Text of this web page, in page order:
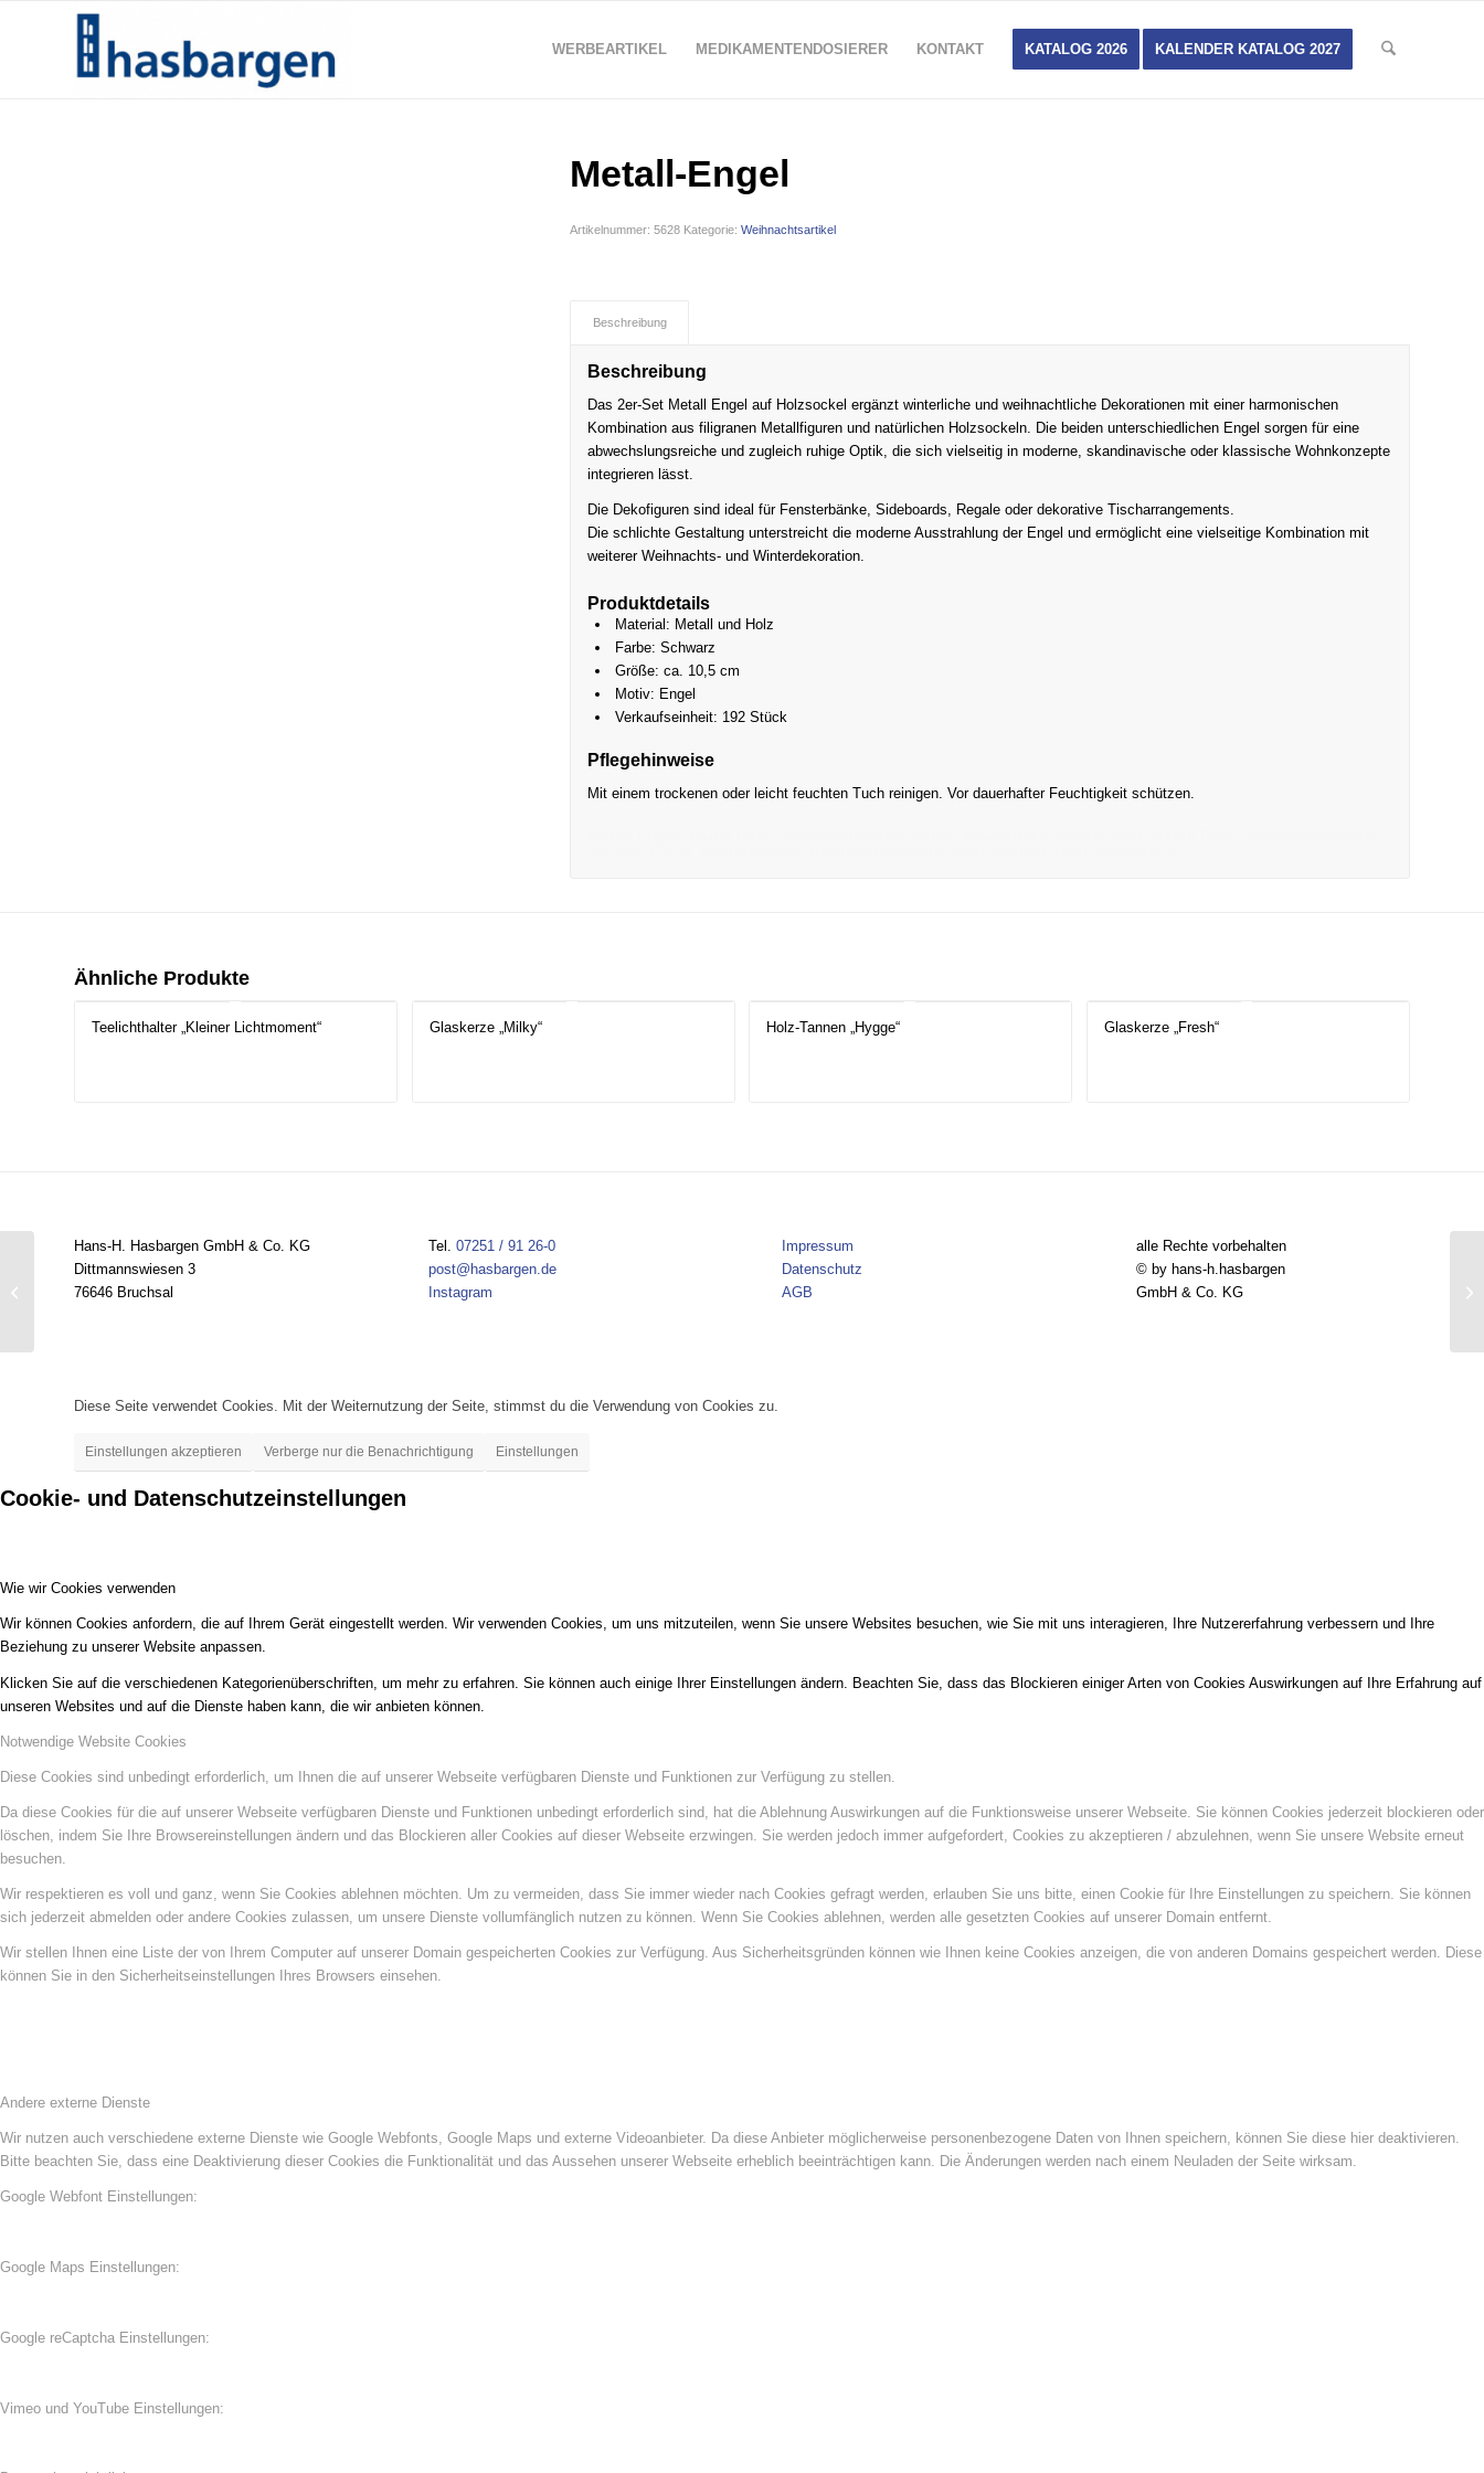
WERBEARTIKEL MEDIKAMENTENDOSIERER KONTAKT KATALOG 2026 KALENDER KATALOG 2027
Metall-Engel
Artikelnummer:5628 Kategorie:Weihnachtsartikel
Beschreibung
Beschreibung
Das 2er-Set Metall Engel auf Holzsockel ergänzt winterliche und weihnachtliche Dekorationen mit einer harmonischen
Kombination aus filigranen Metallfiguren und natürlichen Holzsockeln. Die beiden unterschiedlichen Engel sorgen für eine
abwechslungsreiche und zugleich ruhige Optik, die sich vielseitig in moderne, skandinavische oder klassische Wohnkonzepte
integrieren lässt.
Die Dekofiguren sind ideal für Fensterbänke, Sideboards, Regale oder dekorative Tischarrangements.
Die schlichte Gestaltung unterstreicht die moderne Ausstrahlung der Engel und ermöglicht eine vielseitige Kombination mit
weiterer Weihnachts- und Winterdekoration.
Produktdetails
Material: Metall und Holz
Farbe: Schwarz
Größe: ca. 10,5 cm
Motiv: Engel
Verkaufseinheit: 192 Stück
Pflegehinweise
Mit einem trockenen oder leicht feuchten Tuch reinigen. Vor dauerhafter Feuchtigkeit schützen.
Ähnliche Produkte
Teelichthalter „Kleiner Lichtmoment“ Glaskerze „Milky“ Holz-Tannen „Hygge“ Glaskerze „Fresh“
Hans-H. Hasbargen GmbH & Co. KG
Dittmannswiesen 3
76646 Bruchsal
Tel. 07251 / 91 26-0
post@hasbargen.de
Instagram
Impressum
Datenschutz
AGB
alle Rechte vorbehalten
© by hans-h.hasbargen
GmbH & Co. KG
Milchzahndose
Diese Seite verwendet Cookies. Mit der Weiternutzung der Seite, stimmst du die Verwendung von Cookies zu.
Einstellungen akzeptieren Verberge nur die Benachrichtigung Einstellungen
Cookie- und Datenschutzeinstellungen
Wie wir Cookies verwenden
Wir können Cookies anfordern, die auf Ihrem Gerät eingestellt werden. Wir verwenden Cookies, um uns mitzuteilen, wenn Sie unsere Websites besuchen, wie Sie mit uns interagieren, Ihre Nutzererfahrung verbessern und Ihre
Beziehung zu unserer Website anpassen.
Klicken Sie auf die verschiedenen Kategorienüberschriften, um mehr zu erfahren. Sie können auch einige Ihrer Einstellungen ändern. Beachten Sie, dass das Blockieren einiger Arten von Cookies Auswirkungen auf Ihre Erfahrung auf
unseren Websites und auf die Dienste haben kann, die wir anbieten können.
Notwendige Website Cookies
Diese Cookies sind unbedingt erforderlich, um Ihnen die auf unserer Webseite verfügbaren Dienste und Funktionen zur Verfügung zu stellen.
Da diese Cookies für die auf unserer Webseite verfügbaren Dienste und Funktionen unbedingt erforderlich sind, hat die Ablehnung Auswirkungen auf die Funktionsweise unserer Webseite. Sie können Cookies jederzeit blockieren oder
löschen, indem Sie Ihre Browsereinstellungen ändern und das Blockieren aller Cookies auf dieser Webseite erzwingen. Sie werden jedoch immer aufgefordert, Cookies zu akzeptieren / abzulehnen, wenn Sie unsere Website erneut
besuchen.
Wir respektieren es voll und ganz, wenn Sie Cookies ablehnen möchten. Um zu vermeiden, dass Sie immer wieder nach Cookies gefragt werden, erlauben Sie uns bitte, einen Cookie für Ihre Einstellungen zu speichern. Sie können
sich jederzeit abmelden oder andere Cookies zulassen, um unsere Dienste vollumfänglich nutzen zu können. Wenn Sie Cookies ablehnen, werden alle gesetzten Cookies auf unserer Domain entfernt.
Wir stellen Ihnen eine Liste der von Ihrem Computer auf unserer Domain gespeicherten Cookies zur Verfügung. Aus Sicherheitsgründen können wie Ihnen keine Cookies anzeigen, die von anderen Domains gespeichert werden. Diese
können Sie in den Sicherheitseinstellungen Ihres Browsers einsehen.
Andere externe Dienste
Wir nutzen auch verschiedene externe Dienste wie Google Webfonts, Google Maps und externe Videoanbieter. Da diese Anbieter möglicherweise personenbezogene Daten von Ihnen speichern, können Sie diese hier deaktivieren.
Bitte beachten Sie, dass eine Deaktivierung dieser Cookies die Funktionalität und das Aussehen unserer Webseite erheblich beeinträchtigen kann. Die Änderungen werden nach einem Neuladen der Seite wirksam.
Google Webfont Einstellungen:
Google Maps Einstellungen:
Google reCaptcha Einstellungen:
Vimeo und YouTube Einstellungen: